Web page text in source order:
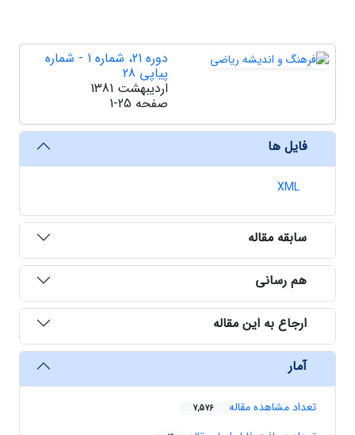
دوره 21، شماره 1 - شماره
پیاپی 28
اردیبهشت 1381
صفحه 1-25
فایل ها
XML
سابقه مقاله
هم رسانی
ارجاع به این مقاله
آمار
تعداد مشاهده مقاله 7,576